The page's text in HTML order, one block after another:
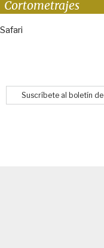
Cortometrajes
Safari
Suscríbete al boletín de